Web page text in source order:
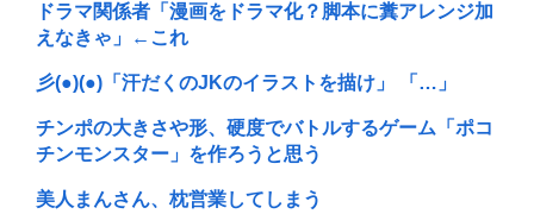
ドラマ関係者「漫画をドラマ化？脚本に糞アレンジ加
えなきゃ」←これ
彡(●)(●)「汗だくのJKのイラストを描け」 「…」
チンポの大きさや形、硬度でバトルするゲーム「ポコ
チンモンスター」を作ろうと思う
美人まんさん、枕営業してしまう